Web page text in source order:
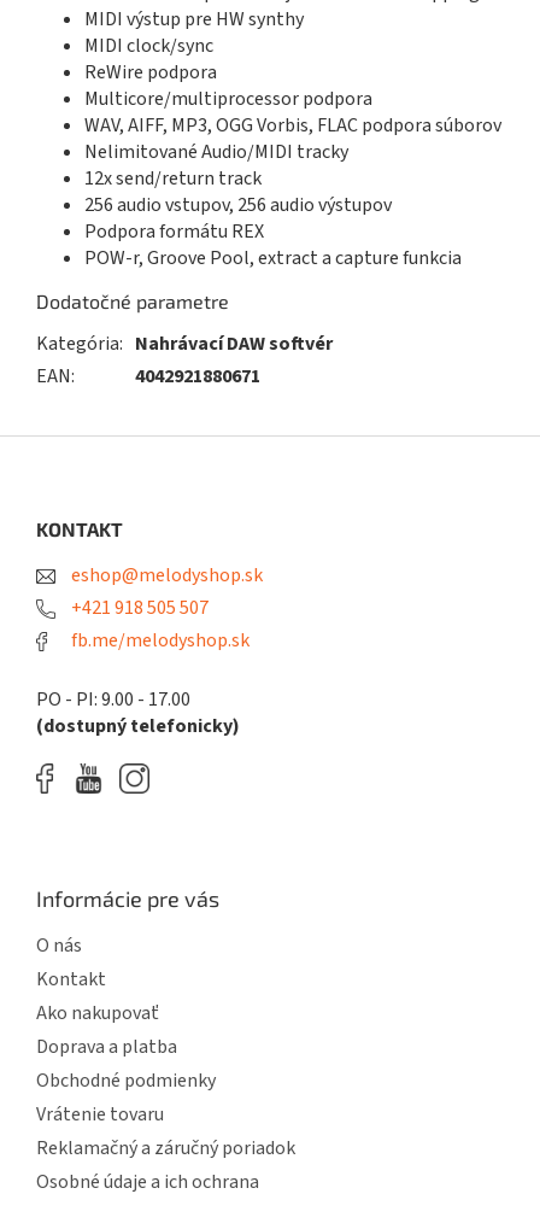
MIDI výstup pre HW synthy
MIDI clock/sync
ReWire podpora
Multicore/multiprocessor podpora
WAV, AIFF, MP3, OGG Vorbis, FLAC podpora súborov
Nelimitované Audio/MIDI tracky
12x send/return track
256 audio vstupov, 256 audio výstupov
Podpora formátu REX
POW-r, Groove Pool, extract a capture funkcia
Dodatočné parametre
Kategória: Nahrávací DAW softvér
EAN: 4042921880671
KONTAKT
eshop@melodyshop.sk
+421 918 505 507
fb.me/melodyshop.sk
PO - PI: 9.00 - 17.00
(dostupný telefonicky)
Informácie pre vás
O nás
Kontakt
Ako nakupovať
Doprava a platba
Obchodné podmienky
Vrátenie tovaru
Reklamačný a záručný poriadok
Osobné údaje a ich ochrana